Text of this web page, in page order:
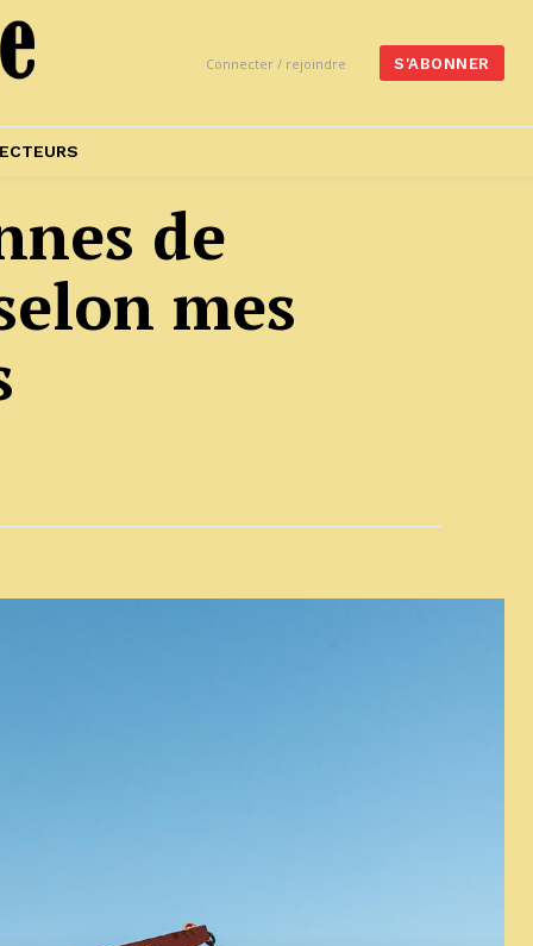
Connecter / rejoindre S'ABONNER
de
mes